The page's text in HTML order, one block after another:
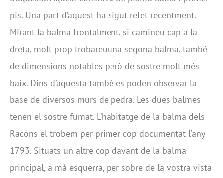
pis. Una part d’aquest ha sigut refet recentment.
Mirant la balma frontalment, si camineu cap a la
dreta, molt prop trobareuuna segona balma, també
de dimensions notables però de sostre molt més
baix. Dins d’aquesta també es poden observar la
base de diversos murs de pedra. Les dues balmes
tenen el sostre fumat. L’habitatge de la balma dels
Racons el trobem per primer cop documentat l’any
1793. Situats un altre cop davant de la balma
principal, a mà esquerra, per sobre de la vostra vista